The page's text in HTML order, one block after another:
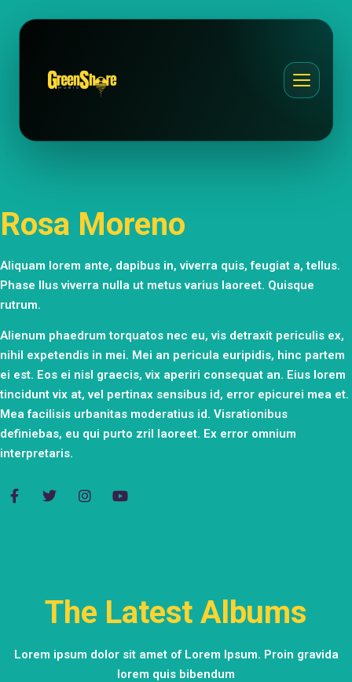
Rosa Moreno
Aliquam lorem ante, dapibus in, viverra quis, feugiat a, tellus.
Phase llus viverra nulla ut metus varius laoreet. Quisque
rutrum.
Alienum phaedrum torquatos nec eu, vis detraxit periculis ex,
nihil expetendis in mei. Mei an pericula euripidis, hinc partem
ei est. Eos ei nisl graecis, vix aperiri consequat an. Eius lorem
tincidunt vix at, vel pertinax sensibus id, error epicurei mea et.
Mea facilisis urbanitas moderatius id. Visrationibus
definiebas, eu qui purto zril laoreet. Ex error omnium
interpretaris.
The Latest Albums
Lorem ipsum dolor sit amet of Lorem Ipsum. Proin gravida
lorem quis bibendum